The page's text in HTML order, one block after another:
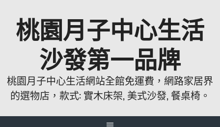
桃園月子中心生活
沙發第一品牌
桃園月子中心生活網站全館免運費，網路家居界
的選物店，款式: 實木床架, 美式沙發, 餐桌椅。